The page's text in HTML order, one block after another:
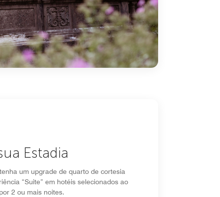
Estadia
um upgrade de quarto de cortesia
“Suite” em hotéis selecionados ao
2 ou mais noites.